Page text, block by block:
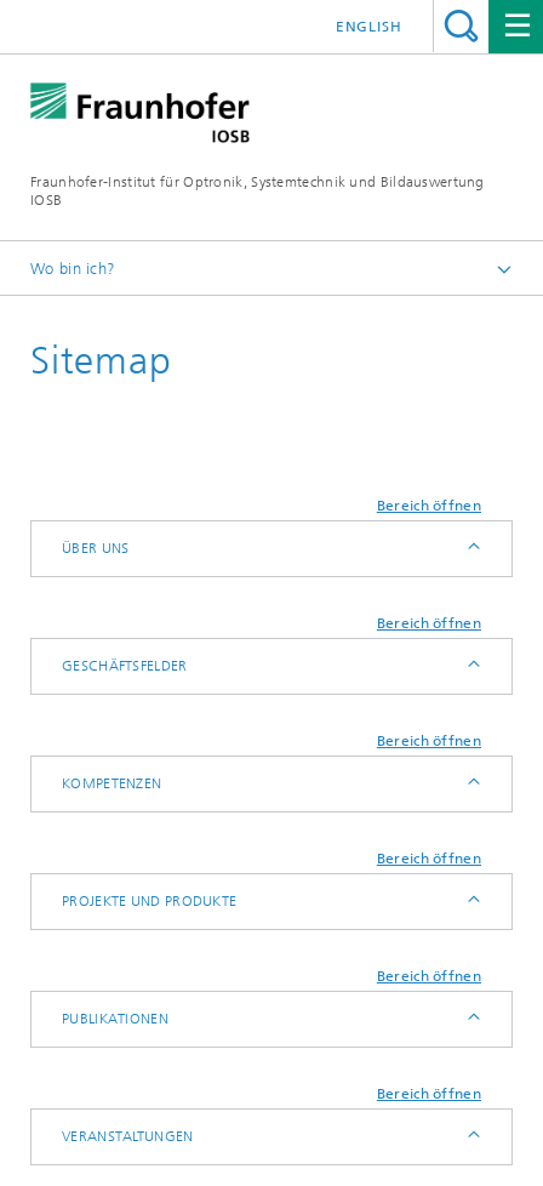
Fraunhofer-Institut für Optronik, Systemtechnik und Bildauswertung
IOSB
ENGLISH
Wo bin ich?
Sitemap
Bereich öffnen
ÜBER UNS
Bereich öffnen
GESCHÄFTSFELDER
Bereich öffnen
KOMPETENZEN
Bereich öffnen
PROJEKTE UND PRODUKTE
Bereich öffnen
PUBLIKATIONEN
Bereich öffnen
VERANSTALTUNGEN